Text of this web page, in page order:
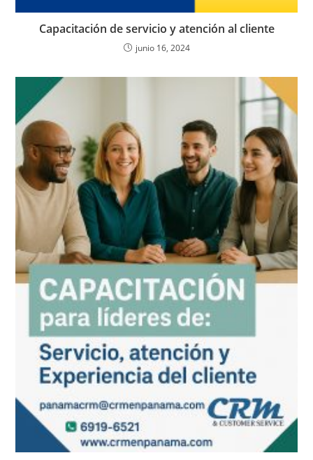
Capacitación de servicio y atención al cliente
junio 16, 2024